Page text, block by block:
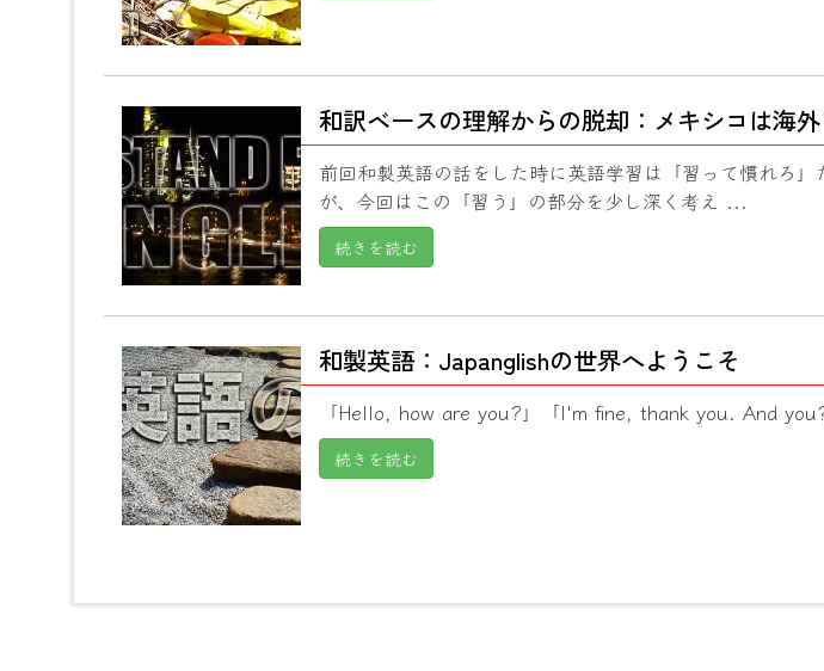
和訳ベースの理解からの脱却：メキシコは海外
前回和製英語の話をした時に英語学習は「習って慣れろ
が、今回はこの「習う」の部分を少し深く考え ...
続きを読む
和製英語：Japanglishの世界へようこそ
「Hello, how are you?」「I'm fine, thank you. And
続きを読む